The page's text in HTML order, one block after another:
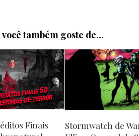
também goste de...
Finais
Stormwatch de